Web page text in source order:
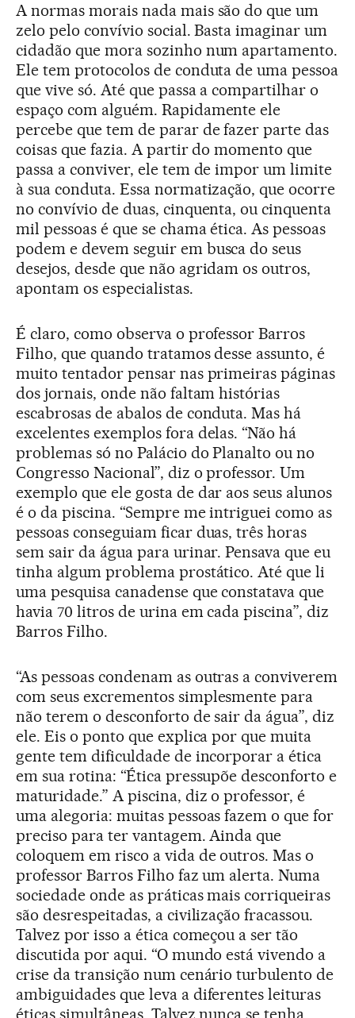
A normas morais nada mais são do que um
zelo pelo convívio social. Basta imaginar um
cidadão que mora sozinho num apartamento.
Ele tem protocolos de conduta de uma pessoa
que vive só. Até que passa a compartilhar o
espaço com alguém. Rapidamente ele
percebe que tem de parar de fazer parte das
coisas que fazia. A partir do momento que
passa a conviver, ele tem de impor um limite
à sua conduta. Essa normatização, que ocorre
no convívio de duas, cinquenta, ou cinquenta
mil pessoas é que se chama ética. As pessoas
podem e devem seguir em busca do seus
desejos, desde que não agridam os outros,
apontam os especialistas.
É claro, como observa o professor Barros
Filho, que quando tratamos desse assunto, é
muito tentador pensar nas primeiras páginas
dos jornais, onde não faltam histórias
escabrosas de abalos de conduta. Mas há
excelentes exemplos fora delas. “Não há
problemas só no Palácio do Planalto ou no
Congresso Nacional”, diz o professor. Um
exemplo que ele gosta de dar aos seus alunos
é o da piscina. “Sempre me intriguei como as
pessoas conseguiam ficar duas, três horas
sem sair da água para urinar. Pensava que eu
tinha algum problema prostático. Até que li
uma pesquisa canadense que constatava que
havia 70 litros de urina em cada piscina”, diz
Barros Filho.
“As pessoas condenam as outras a conviverem
com seus excrementos simplesmente para
não terem o desconforto de sair da água”, diz
ele. Eis o ponto que explica por que muita
gente tem dificuldade de incorporar a ética
em sua rotina: “Ética pressupõe desconforto e
maturidade.” A piscina, diz o professor, é
uma alegoria: muitas pessoas fazem o que for
preciso para ter vantagem. Ainda que
coloquem em risco a vida de outros. Mas o
professor Barros Filho faz um alerta. Numa
sociedade onde as práticas mais corriqueiras
são desrespeitadas, a civilização fracassou.
Talvez por isso a ética começou a ser tão
discutida por aqui. “O mundo está vivendo a
crise da transição num cenário turbulento de
ambiguidades que leva a diferentes leituras